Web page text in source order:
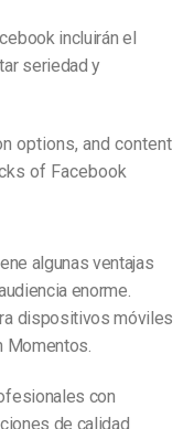
incluirán el
seriedad y
options, and content
of Facebook
algunas ventajas
enorme.
dispositivos móviles
Momentos.
con
de calidad